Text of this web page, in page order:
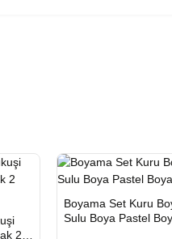
2
TESLİMAT
Boyama Set Kuru
Sulu Boya Pastel